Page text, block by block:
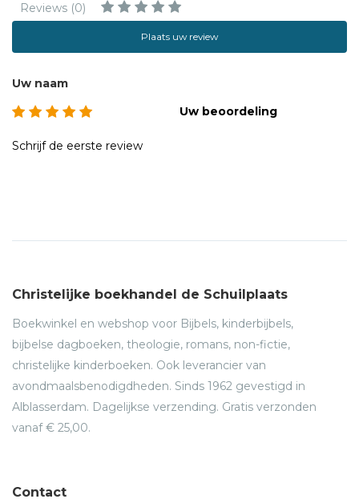
Reviews (0)
Plaats uw review
Uw naam
Uw beoordeling
Schrijf de eerste review
Christelijke boekhandel de Schuilplaats
Boekwinkel en webshop voor Bijbels, kinderbijbels,
bijbelse dagboeken, theologie, romans, non-fictie,
christelijke kinderboeken. Ook leverancier van
avondmaalsbenodigdheden. Sinds 1962 gevestigd in
Alblasserdam. Dagelijkse verzending. Gratis verzonden
vanaf € 25,00.
Contact